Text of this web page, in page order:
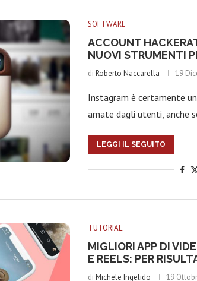
SOFTWARE
ACCOUNT
NUOVI STRUMENTI
di Roberto Naccarella 19
Instagram è certamente
amate dagli utenti, anche
LEGGI IL SEGUITO
TUTORIAL
MIGLIORI APP DI
E REELS: PER
di Michele Ingelido 19